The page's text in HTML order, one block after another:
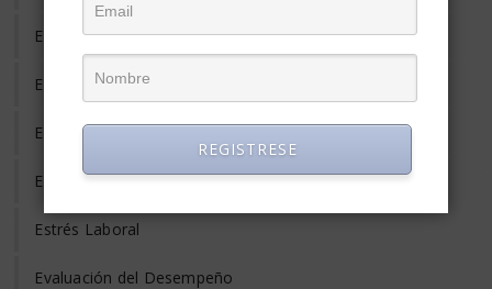
Empleo Temporal
Emprendedores
Entrevista de Trabajo
Equilibrio Vida y Trabajo
Estrés Laboral
Evaluación del Desempeño
REGISTRESE